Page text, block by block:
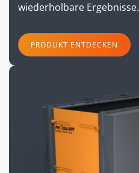
wiederholbare Ergebnisse.
PRODUKT ENTDECKEN